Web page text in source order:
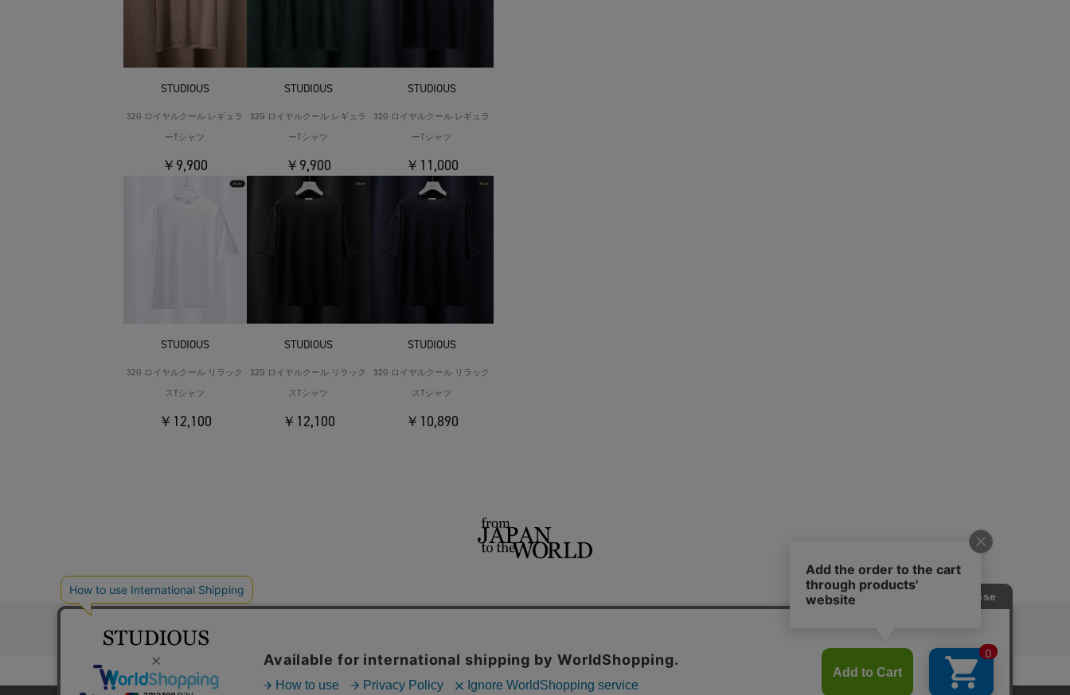
STUDIOUS
32G ロイヤルクール レギュラ
ーTシャツ
￥9,900
STUDIOUS
32G ロイヤルクール レギュラ
ーTシャツ
￥9,900
STUDIOUS
32G ロイヤルクール レギュラ
ーTシャツ
￥11,000
STUDIOUS
32G ロイヤルクール リラック
スTシャツ
￥12,100
STUDIOUS
32G ロイヤルクール リラック
スTシャツ
￥12,100
STUDIOUS
32G ロイヤルクール リラック
スTシャツ
￥10,890
コーポレートサイト 採用サイト THE TOKYO CONZ UNITED TOKYO PUBLIC TOKYO